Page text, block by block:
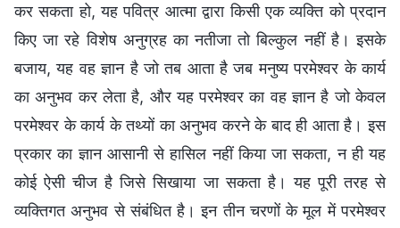
कर सकता हो, यह पवित्र आत्मा द्वारा किसी एक व्यक्ति को प्रदान
किए जा रहे विशेष अनुग्रह का नतीजा तो बिल्कुल नहीं है। इसके
बजाय, यह वह ज्ञान है जो तब आता है जब मनुष्य परमेश्वर के कार्य
का अनुभव कर लेता है, और यह परमेश्वर का वह ज्ञान है जो केवल
परमेश्वर के कार्य के तथ्यों का अनुभव करने के बाद ही आता है। इस
प्रकार का ज्ञान आसानी से हासिल नहीं किया जा सकता, न ही यह
कोई ऐसी चीज है जिसे सिखाया जा सकता है। यह पूरी तरह से
व्यक्तिगत अनुभव से संबंधित है। इन तीन चरणों के मूल में परमेश्वर